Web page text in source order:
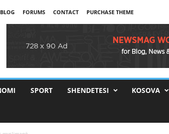
BLOG FORUMS CONTACT PURCHASE THEME
SPORT SHENDETESI KOSOVA